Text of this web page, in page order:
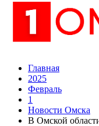
Главная
2025
Февраль
1
Новости Омска
В Омской